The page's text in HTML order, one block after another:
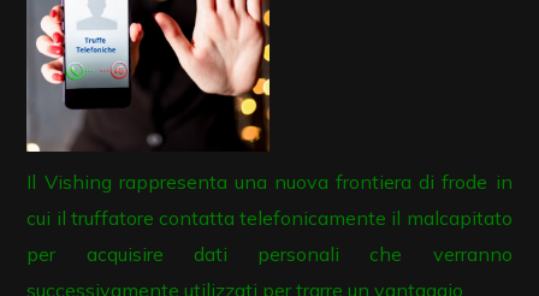
Il Vishing rappresenta una nuova frontiera di frode in
cui il truffatore contatta telefonicamente il malcapitato
per acquisire dati personali che verranno
successivamente utilizzati per trarre un vantaggio.
Comune
Tipologia
-